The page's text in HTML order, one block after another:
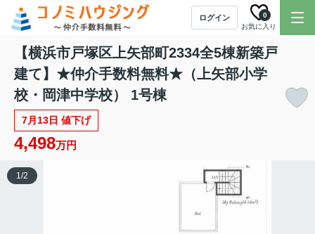
ログイン
お気に入り
0
【横浜市戸塚区上矢部町2334全5棟新築戸
建て】★仲介手数料無料★（上矢部小学
校・岡津中学校） 1号棟
7月13日 値下げ
4,498万円
1/2